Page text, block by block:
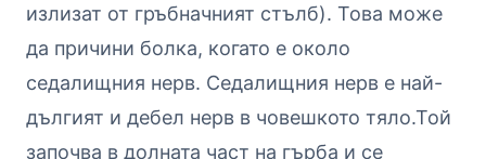
излизат от гръбначният стълб). Това може
да причини болка, когато е около
седалищния нерв. Седалищния нерв е най-
дългият и дебел нерв в човешкото тяло.Той
започва в долната част на гърба и се